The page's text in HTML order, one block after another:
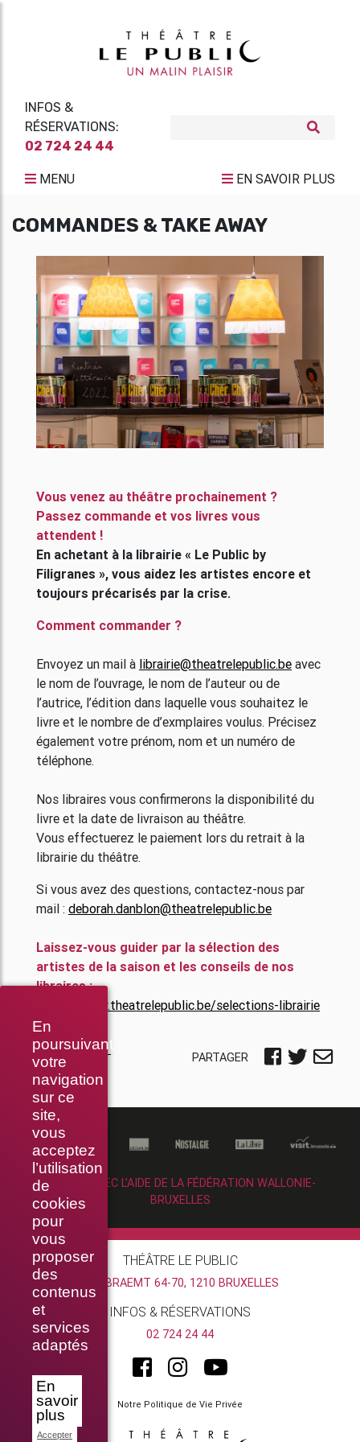
En
poursuivant
votre
navigation
sur ce
site,
vous
acceptez
l’utilisation
de
cookies
pour
vous
proposer
des
contenus
et
services
adaptés
En
savoir
plus
Accepter
INFOS &
RÉSERVATIONS:
02 724 24 44
MENU EN SAVOIR PLUS
COMMANDES & TAKE AWAY
Vous venez au théâtre prochainement ?
Passez commande et vos livres vous
attendent !
En achetant à la librairie « Le Public by
Filigranes », vous aidez les artistes encore et
toujours précarisés par la crise.
Comment commander ?
Envoyez un mail à librairie@theatrelepublic.be avec
le nom de l’ouvrage, le nom de l’auteur ou de
l’autrice, l’édition dans laquelle vous souhaitez le
livre et le nombre de d’exmplaires voulus. Précisez
également votre prénom, nom et un numéro de
téléphone.
Nos libraires vous confirmerons la disponibilité du
livre et la date de livraison au théâtre.
Vous effectuerez le paiement lors du retrait à la
librairie du théâtre.
Si vous avez des questions, contactez-nous par
mail : deborah.danblon@theatrelepublic.be
Laissez-vous guider par la sélection des
artistes de la saison et les conseils de nos
libraires :
https://www.theatrelepublic.be/selections-librairie
PARTAGER
RÉALISÉ AVEC L’AIDE DE LA FÉDÉRATION WALLONIE-
BRUXELLES
THÉÂTRE LE PUBLIC
RUE BRAEMT 64-70, 1210 BRUXELLES
INFOS & RÉSERVATIONS
02 724 24 44
Notre Politique de Vie Privée